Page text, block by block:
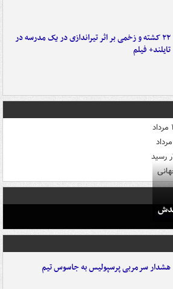
۲۲ کشته و زخمی بر اثر تیراندازی در یک مدرسه در
تایلند+ فیلم
هشدار سرمربی پرسپولیس به جاسوس تیم